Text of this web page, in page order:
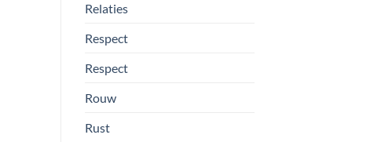
Relaties
Respect
Respect
Rouw
Rust